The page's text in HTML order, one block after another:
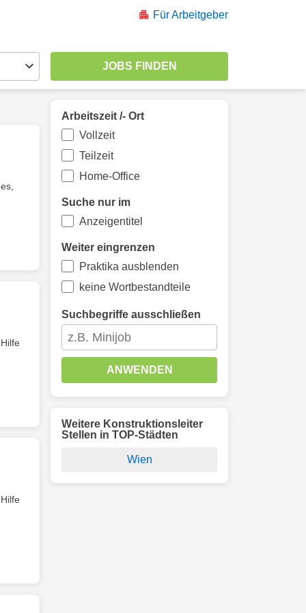
Für Arbeitgeber
Arbeitszeit /- Ort
Vollzeit
Teilzeit
Home-Office
Suche nur im
Anzeigentitel
Weiter eingrenzen
Praktika ausblenden
keine Wortbestandteile
Suchbegriffe ausschließen
ANWENDEN
Weitere Konstruktionsleiter
Stellen in TOP-Städten
Wien